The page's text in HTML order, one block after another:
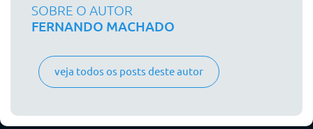
SOBRE O AUTOR
FERNANDO MACHADO
veja todos os posts deste autor